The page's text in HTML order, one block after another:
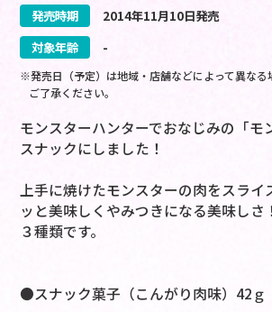
発売時期
2014年11月10日発売
対象年齢
-
※発売日（予定）は地域・店舗などによって異なる
ご了承ください。
モンスターハンターでおなじみの「モ
スナックにしました！
上手に焼けたモンスターの肉をスライ
ッと美味しくやみつきになる美味しさ
３種類です。
●スナック菓子（こんがり肉味）42ｇ